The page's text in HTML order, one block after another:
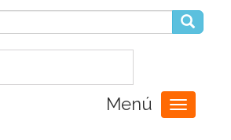
Menú
Toggle
navigation